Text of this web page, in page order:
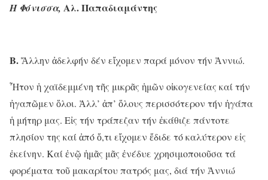
Η Φόνισσα, Αλ. Παπαδιαμάντης
Β.Ἄλλην ἀδελφήν δέν εἴχομεν παρά μόνον τήν Ἀννιώ.
Ἦτον ἡ χαϊδεμμένη τῆς μικρᾶς ἡμῶν οἰκογενείας καί τήν
ἠγαπῶμεν ὅλοι. Ἀλλ’ ἀπ’ ὅλους περισσότερον τήν ἠγάπα
ἡ μήτηρ μας. Εἰς τήν τράπεζαν τήν ἐκάθιζε πάντοτε
πλησίον της καί ἀπό ὅ,τι εἴχομεν ἔδιδε τό καλύτερον εἰς
ἐκείνην. Καί ἐνῷ ἡμᾶς μᾶς ἐνέδυε χρησιμοποιοῦσα τά
φορέματα τοῦ μακαρίτου πατρός μας, διά τήν Ἀννιώ